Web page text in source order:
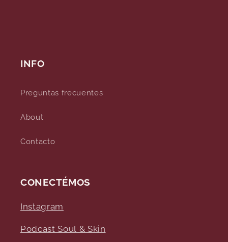
INFO
Preguntas frecuentes
About
Contacto
CONECTÉMOS
Instagram
Podcast Soul & Skin